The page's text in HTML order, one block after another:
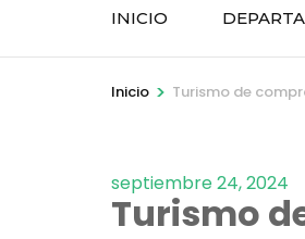
INICIO
Inicio > Turismo de
septiembre 24, 2024
Turismo